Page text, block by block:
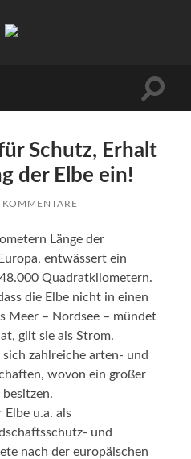
Saale
(AHA)
Schutz, Erhalt
der Elbe ein!
KOMMENTARE
Länge der
entwässert ein
Quadratkilometern.
die Elbe nicht in einen
Meer – Nordsee – mündet
gilt sie als Strom.
zahlreiche arten- und
wovon ein großer
Elbe u.a. als
und
nach der europäischen